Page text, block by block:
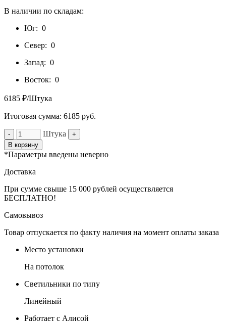
В наличии по складам:
Юг: 0
Север: 0
Запад: 0
Восток: 0
6185 ₽/Штука
Итоговая сумма: 6185 руб.
- Штука
+
В корзину
*Параметры введены неверно
Доставка
При сумме свыше 15 000 рублей осуществляется
БЕСПЛАТНО!
Самовывоз
Товар отпускается по факту наличия на момент оплаты заказа
Место установки
На потолок
Светильники по типу
Линейный
Работает с Алисой